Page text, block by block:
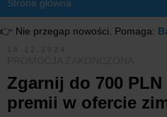
👉 Nie przegap nowości. Pomaga:
Zgarnij do 700
premii w ofercie